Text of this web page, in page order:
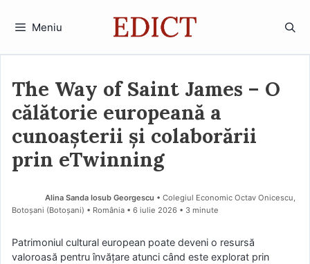
Meniu
The Way of Saint James – O
călătorie europeană a
cunoașterii și colaborării
prin eTwinning
Alina Sanda Iosub Georgescu • Colegiul Economic Octav Onicescu,
Botoșani (Botoşani) • România
6 iulie 2026 • 3 minute
Patrimoniul cultural european poate deveni o resursă
valoroasă pentru învățare atunci când este explorat prin